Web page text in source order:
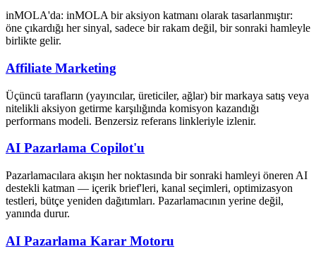
inMOLA'da: inMOLA bir aksiyon katmanı olarak tasarlanmıştır:
öne çıkardığı her sinyal, sadece bir rakam değil, bir sonraki hamleyle
birlikte gelir.
Affiliate Marketing
Üçüncü tarafların (yayıncılar, üreticiler, ağlar) bir markaya satış veya
nitelikli aksiyon getirme karşılığında komisyon kazandığı
performans modeli. Benzersiz referans linkleriyle izlenir.
AI Pazarlama Copilot'u
Pazarlamacılara akışın her noktasında bir sonraki hamleyi öneren AI
destekli katman — içerik brief'leri, kanal seçimleri, optimizasyon
testleri, bütçe yeniden dağıtımları. Pazarlamacının yerine değil,
yanında durur.
AI Pazarlama Karar Motoru